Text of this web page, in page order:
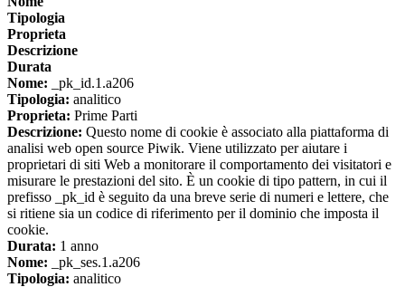
Tipologia
Proprieta
Descrizione
Durata
Nome: _pk_id.1.a206
Tipologia: analitico
Proprieta: Prime Parti
Descrizione: Questo nome di cookie è associato alla piattaforma di
analisi web open source Piwik. Viene utilizzato per aiutare i
proprietari di siti Web a monitorare il comportamento dei visitatori e
misurare le prestazioni del sito. È un cookie di tipo pattern, in cui il
prefisso _pk_id è seguito da una breve serie di numeri e lettere, che
si ritiene sia un codice di riferimento per il dominio che imposta il
cookie.
Durata: 1 anno
Nome: _pk_ses.1.a206
Tipologia: analitico